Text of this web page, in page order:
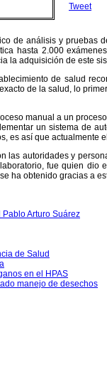
Tweet
de análisis y
hasta 2.000
la adquisición de este
de salud
de la salud, lo
manual a un
un sistema de
es así que actualmente
las autoridades y
fue quien
ha obtenido gracias a
Arturo Suárez
de Salud
en el HPAS
manejo de desechos